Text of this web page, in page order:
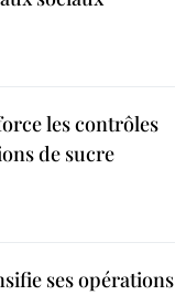
les contrôles
de sucre
ses opérations